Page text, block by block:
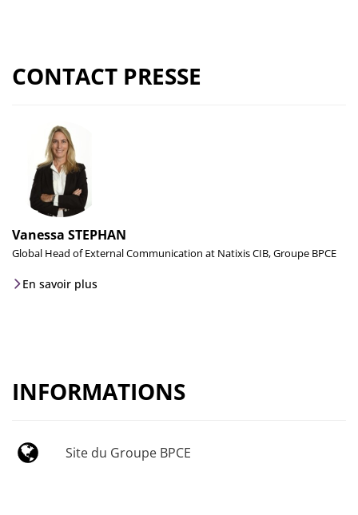
CONTACT PRESSE
Vanessa STEPHAN
Global Head of External Communication at Natixis CIB, Groupe BPCE
En savoir plus
INFORMATIONS
Site du Groupe BPCE